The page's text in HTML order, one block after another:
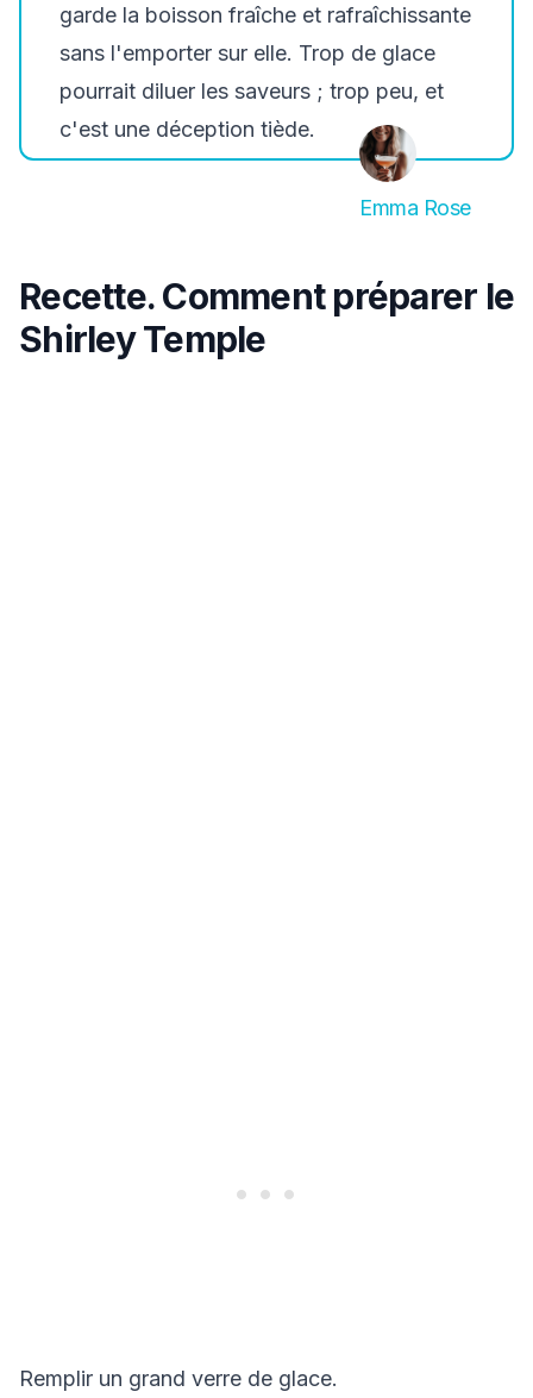
garde la boisson fraîche et rafraîchissante
sans l'emporter sur elle. Trop de glace
pourrait diluer les saveurs ; trop peu, et
c'est une déception tiède.
Emma Rose
Recette. Comment préparer le
Shirley Temple
Remplir un grand verre de glace.